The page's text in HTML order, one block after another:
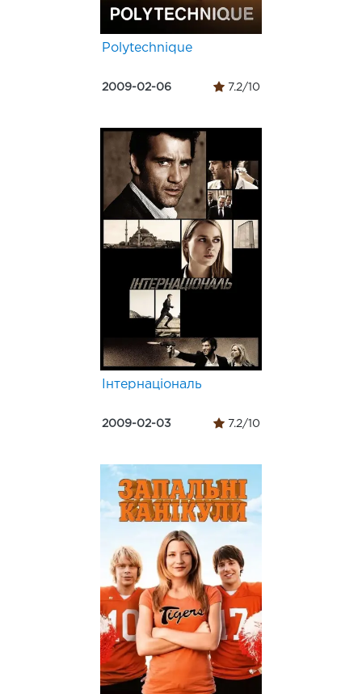
Polytechnique
2009-02-06 7.2/10
Інтернаціональ
2009-02-03 7.2/10